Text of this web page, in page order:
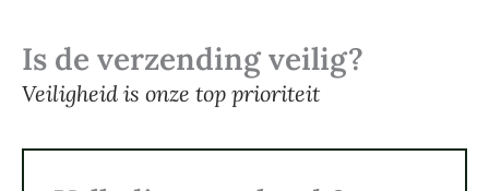
Is de verzending veilig?
Veiligheid is onze top prioriteit